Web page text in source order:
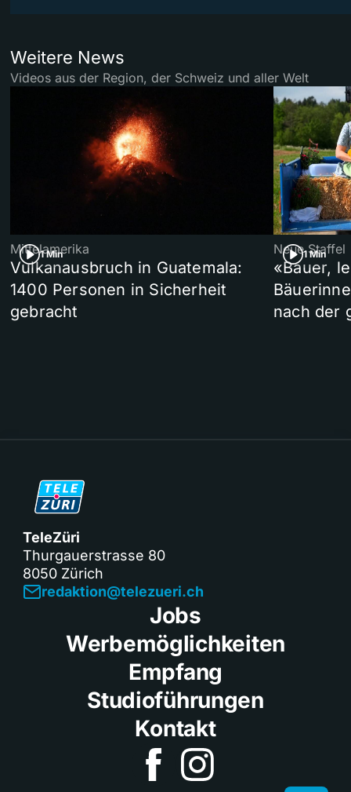
Weitere News
Videos aus der Region, der Schweiz und aller Welt
1 Min
Mittelamerika
Vulkanausbruch in Guatemala:
1400 Personen in Sicherheit
gebracht
1 Min
Neue Staffel
«Bauer,
nach der
TeleZüri
Thurgauerstrasse 80
8050 Zürich
redaktion@telezueri.ch
Jobs
Werbemöglichkeiten
Empfang
Studioführungen
Kontakt